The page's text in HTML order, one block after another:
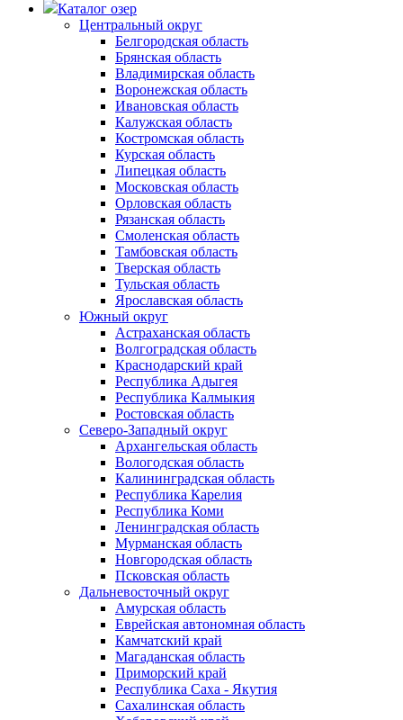
Каталог озер
Центральный округ
Белгородская область
Брянская область
Владимирская область
Воронежская область
Ивановская область
Калужская область
Костромская область
Курская область
Липецкая область
Московская область
Орловская область
Рязанская область
Смоленская область
Тамбовская область
Тверская область
Тульская область
Ярославская область
Южный округ
Астраханская область
Волгоградская область
Краснодарский край
Республика Адыгея
Республика Калмыкия
Ростовская область
Северо-Западный округ
Архангельская область
Вологодская область
Калининградская область
Республика Карелия
Республика Коми
Ленинградская область
Мурманская область
Новгородская область
Псковская область
Дальневосточный округ
Амурская область
Еврейская автономная область
Камчатский край
Магаданская область
Приморский край
Республика Саха - Якутия
Сахалинская область